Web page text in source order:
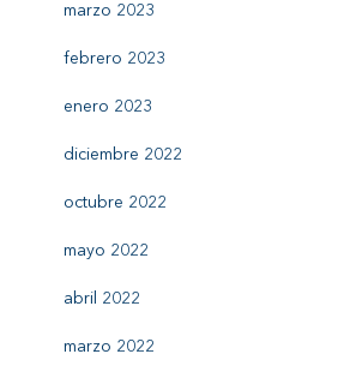
marzo 2023
febrero 2023
enero 2023
diciembre 2022
octubre 2022
mayo 2022
abril 2022
marzo 2022